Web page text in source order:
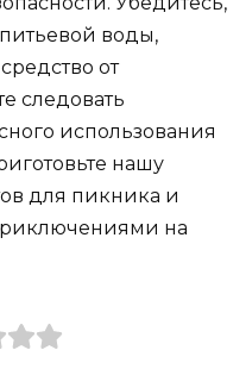
питьевой воды,
от
следовать
использования
нашу
для пикника и
на